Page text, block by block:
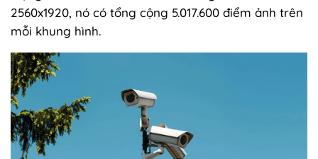
2560x1920, nó có tổng cộng 5.017.600 điểm ảnh trên
mỗi khung hình.